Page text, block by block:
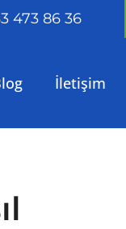
473 86 36
İletişim